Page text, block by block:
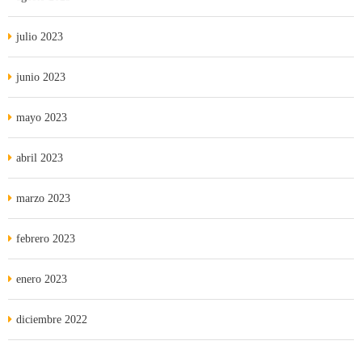
julio 2023
junio 2023
mayo 2023
abril 2023
marzo 2023
febrero 2023
enero 2023
diciembre 2022